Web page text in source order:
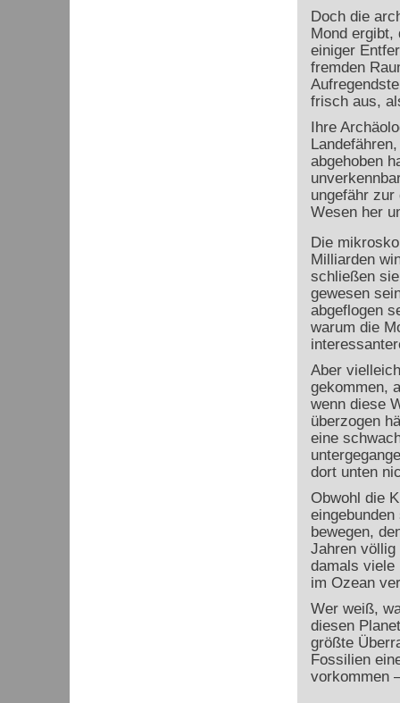
Doch die
Mond ergibt,
einiger
fremden
frisch aus,
Ihre
abgehoben
ungefähr
Wesen her
Die
Milliarden
schließen
gewesen
abgeflogen
warum die
Aber
gekommen,
wenn diese
überzogen
eine
dort unten
Obwohl die
bewegen,
Jahren völlig
damals viele
im Ozean
Wer weiß,
diesen
größte
Fossilien
vorkommen